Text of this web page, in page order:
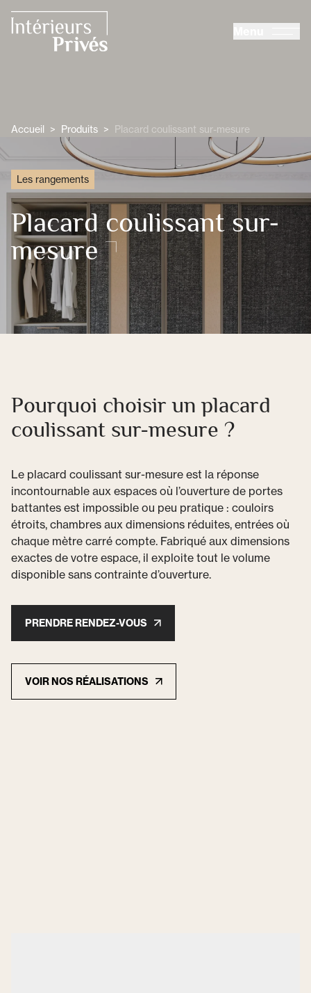
Accueil > Produits > Placard coulissant sur-mesure
Les rangements
Placard coulissant sur-
mesure
Pourquoi choisir un placard
coulissant sur-mesure ?
Le placard coulissant sur-mesure est la réponse
incontournable aux espaces où l’ouverture de portes
battantes est impossible ou peu pratique : couloirs
étroits, chambres aux dimensions réduites, entrées où
chaque mètre carré compte. Fabriqué aux dimensions
exactes de votre espace, il exploite tout le volume
disponible sans contrainte d’ouverture.
PRENDRE RENDEZ-VOUS
VOIR NOS RÉALISATIONS